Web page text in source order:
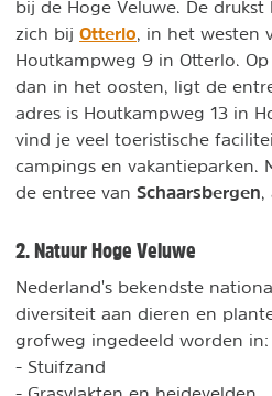
bij de Hoge Veluwe. De
zich bij Otterlo , in het westen
Houtkampweg 9 in Otterlo.
dan in het oosten, ligt de
adres is Houtkampweg 13 in
vind je veel toeristische
campings en vakantieparken.
de entree van Schaarsbergen
2. Natuur Hoge Veluwe
Nederland's bekendste
diversiteit aan dieren en
grofweg ingedeeld worden in:
- Stuifzand
- Grasvlakten en heidevelden